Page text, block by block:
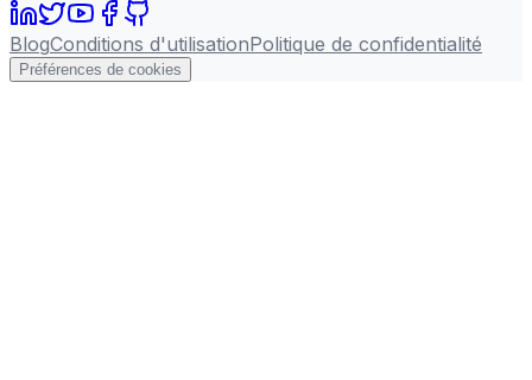
BlogConditions d'utilisationPolitique de confidentialité
Préférences de cookies